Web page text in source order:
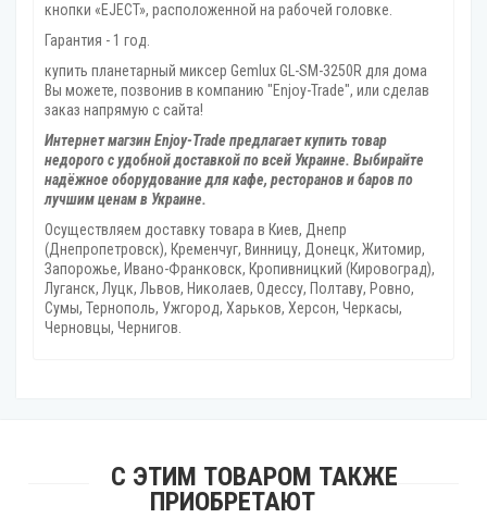
кнопки «EJECT», расположенной на рабочей головке.
Гарантия - 1 год.
купить планетарный миксер Gemlux GL-SM-3250R для дома
Вы можете, позвонив в компанию "Enjoy-Trade", или сделав
заказ напрямую с сайта!
Интернет магзин Enjoy-Trade предлагает купить товар
недорого с удобной доставкой по всей Украине. Выбирайте
надёжное оборудование для кафе, ресторанов и баров по
лучшим ценам в Украине.
Осуществляем доставку товара в Киев, Днепр
(Днепропетровск), Кременчуг, Винницу, Донецк‎, Житомир,
Запорожье, Ивано-Франковск, Кропивницкий‎ (Кировоград),
Луганск, Луцк, Львов, Николаев, Одессу, Полтаву, Ровно,
Сумы, Тернополь, Ужгород‎, Харьков, Херсон‎, Черкасы,
Черновцы, Чернигов.
С ЭТИМ ТОВАРОМ ТАКЖЕ
ПРИОБРЕТАЮТ